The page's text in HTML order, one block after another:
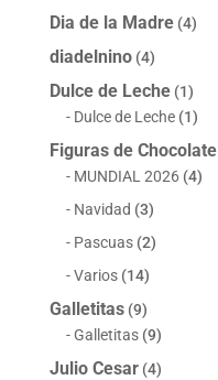
Dia de la Madre (4)
diadelnino (4)
Dulce de Leche (1)
Dulce de Leche (1)
Figuras de Chocolate
MUNDIAL 2026 (4)
Navidad (3)
Pascuas (2)
Varios (14)
Galletitas (9)
Galletitas (9)
Julio Cesar (4)